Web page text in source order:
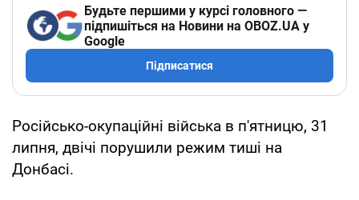
Будьте першими у курсі головного —
підпишіться на Новини на OBOZ.UA у
Google
Підписатися
Російсько-окупаційні війська в п'ятницю, 31
липня, двічі порушили режим тиші на
Донбасі.